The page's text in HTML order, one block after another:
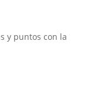
y puntos con la